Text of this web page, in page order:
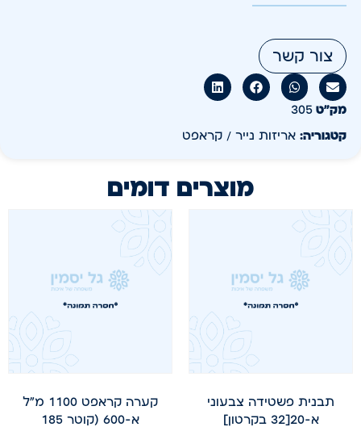
צור קשר
מק״ט 305
קטגוריה: אריזות נייר / קראפט
מוצרים דומים
תבנית פשטידה צבעוני
א-20[32 בקרטון]
קערה קראפט 1100 מ"ל
א-600 (קוטר 185